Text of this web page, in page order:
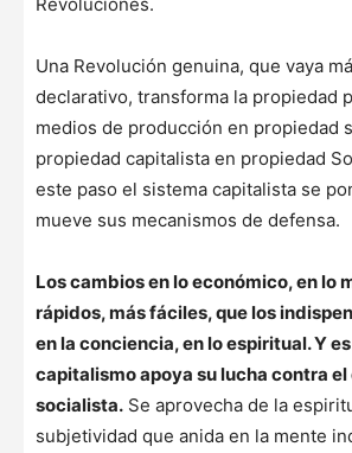
Una Revolución genuina, que vaya
declarativo, transforma la propiedad
medios de producción en propiedad
propiedad capitalista en propiedad
este paso el sistema capitalista se
mueve sus mecanismos de defensa.
Los cambios en lo económico, en lo
rápidos, más fáciles, que los
en la conciencia, en lo espiritual. Y
capitalismo apoya su lucha contra el
socialista. Se aprovecha de la
subjetividad que anida en la mente